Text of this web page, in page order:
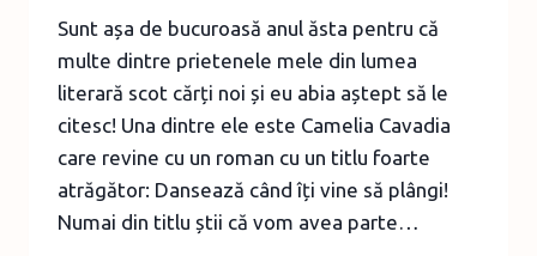
Sunt așa de bucuroasă anul ăsta pentru că
multe dintre prietenele mele din lumea
literară scot cărți noi și eu abia aștept să le
citesc! Una dintre ele este Camelia Cavadia
care revine cu un roman cu un titlu foarte
atrăgător: Dansează când îți vine să plângi!
Numai din titlu știi că vom avea parte…